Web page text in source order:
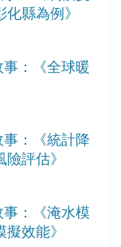
縣為例》
：《全球暖
：《統計降
評估》
：《淹水模
效能》